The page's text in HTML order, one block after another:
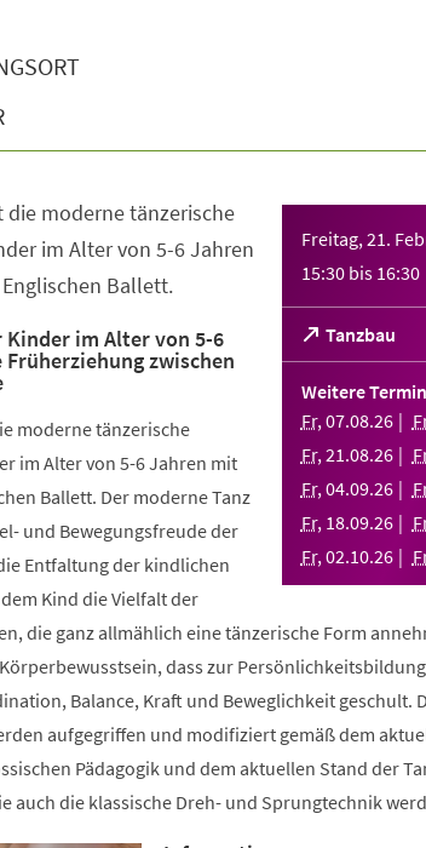
Freitag, 21.
15:30 bis 16:30
Tanzbau
(Öffnet
in
einem
Tab)
Weitere
Fr,07.08.26
Fr,21.08.26
Fr,04.09.26
Fr, 18.09.26
Fr,02.10.26
die moderne tänzerische
im Alter von 5-6 Jahren
Ballett.
im Alter von 5-6
zwischen
moderne tänzerische
im Alter von 5-6 Jahren mit
Ballett. Der moderne Tanz
und Bewegungsfreude der
Entfaltung der kindlichen
Kind die Vielfalt der
die ganz allmählich eine tänzerische Form
dass zur
Balance, Kraft und Beweglichkeit geschult.
aufgegriffen und modifiziert gemäß dem
Pädagogik und dem aktuellen Stand der
auch die klassische Dreh- und Sprungtechnik